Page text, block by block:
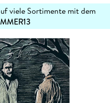
viele Sortimente mit dem